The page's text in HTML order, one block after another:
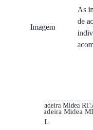
Imagem
As
de
Geladeira Midea
410L